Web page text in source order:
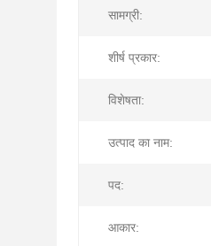
सामग्री:
शीर्ष प्रकार:
विशेषता:
उत्पाद का नाम:
पद:
आकार: